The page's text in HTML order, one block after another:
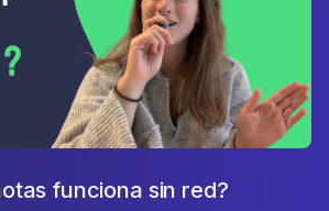
funciona sin red?